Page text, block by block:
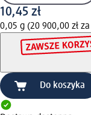
10,45 zł
0,05 g (20 900,00 zł za
Do koszyka